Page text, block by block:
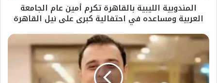
المندوبية الليبية بالقاهرة تكرم أمين عام الجامعة
العربية ومساعده في احتفالية كبرى على نيل القاهرة